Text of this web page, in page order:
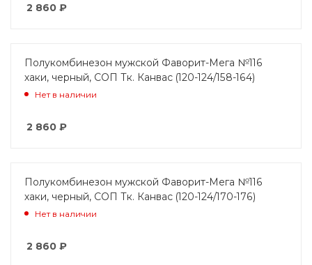
2 860 ₽
Полукомбинезон мужской Фаворит-Мега №116
хаки, черный, СОП Тк. Канвас (120-124/158-164)
Нет в наличии
2 860 ₽
Полукомбинезон мужской Фаворит-Мега №116
хаки, черный, СОП Тк. Канвас (120-124/170-176)
Нет в наличии
2 860 ₽